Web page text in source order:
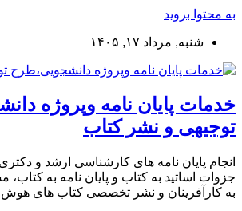
به محتوا بروید
شنبه, مرداد ۱۷, ۱۴۰۵
خدمات پایان نامه وپروژه
توجیهی و نشر کتاب
انجام پایان نامه های کارشناسی ارشد و
جزوات اساتید به کتاب و پایان نامه به
به کارآفرینان و نشر تخصصی کتاب های